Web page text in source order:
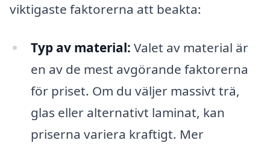
viktigaste faktorerna att beakta:
Typ av material: Valet av material är
en av de mest avgörande faktorerna
för priset. Om du väljer massivt trä,
glas eller alternativt laminat, kan
priserna variera kraftigt. Mer